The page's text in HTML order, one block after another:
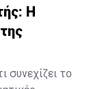
H
συνεχίζει το